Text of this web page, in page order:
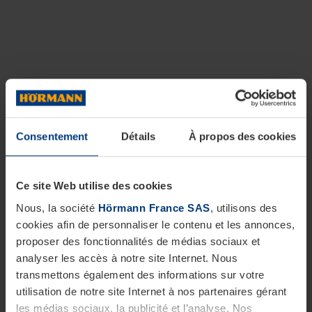
Consentement Détails À propos des cookies
Ce site Web utilise des cookies
Nous, la société Hörmann France SAS, utilisons des
cookies afin de personnaliser le contenu et les annonces,
proposer des fonctionnalités de médias sociaux et
analyser les accès à notre site Internet. Nous
transmettons également des informations sur votre
utilisation de notre site Internet à nos partenaires gérant
les médias sociaux, la publicité et l’analyse. Nos